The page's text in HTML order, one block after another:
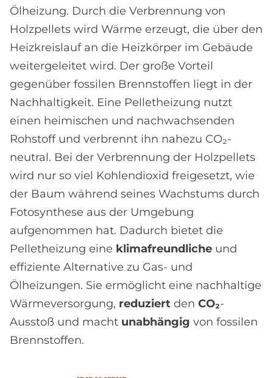
Ölheizung. Durch die Verbrennung von
Holzpellets wird Wärme erzeugt, die über den
Heizkreislauf an die Heizkörper im Gebäude
weitergeleitet wird. Der große Vorteil
gegenüber fossilen Brennstoffen liegt in der
Nachhaltigkeit. Eine Pelletheizung nutzt
einen heimischen und nachwachsenden
Rohstoff und verbrennt ihn nahezu CO₂-
neutral. Bei der Verbrennung der Holzpellets
wird nur so viel Kohlendioxid freigesetzt, wie
der Baum während seines Wachstums durch
Fotosynthese aus der Umgebung
aufgenommen hat. Dadurch bietet die
Pelletheizung eine klimafreundliche und
effiziente Alternative zu Gas- und
Ölheizungen. Sie ermöglicht eine nachhaltige
Wärmeversorgung, reduziert den CO₂-
Ausstoß und macht unabhängig von fossilen
Brennstoffen.